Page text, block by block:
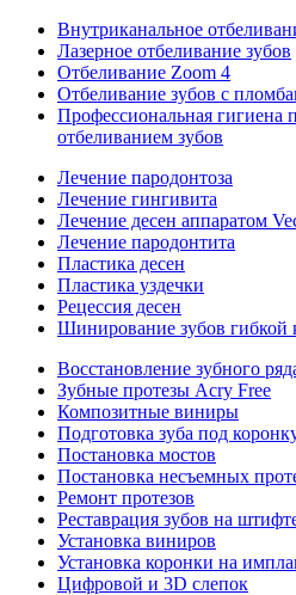
Внутриканальное
Лазерное отбеливание зубов
Отбеливание Zoom 4
Отбеливание зубов с
Профессиональная гигиена
отбеливанием зубов
Лечение пародонтоза
Лечение гингивита
Лечение десен аппаратом
Лечение пародонтита
Пластика десен
Пластика уздечки
Рецессия десен
Шинирование зубов гибкой
Восстановление зубного
Зубные протезы Acry Free
Композитные виниры
Подготовка зуба под
Постановка мостов
Постановка несъемных
Ремонт протезов
Реставрация зубов на
Установка виниров
Установка коронки на
Цифровой и 3D слепок